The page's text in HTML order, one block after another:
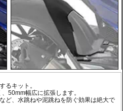
るキット。
50mm幅広に拡張します。
ど、水跳ねや泥跳ねを防ぐ効果は絶大で